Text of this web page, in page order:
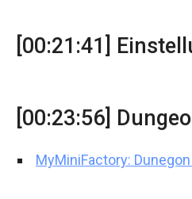
[00:21:41]
[00:23:56]
MyMiniFactory: